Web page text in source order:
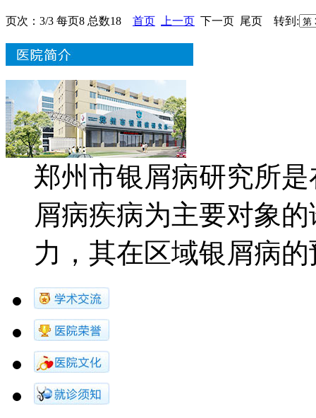
页次：3/3 每页8 总数18 首页 上一页 下一页 尾页 转到:
郑州市银屑病研究所
屑病疾病为主要对象
力，其在区域银屑病的